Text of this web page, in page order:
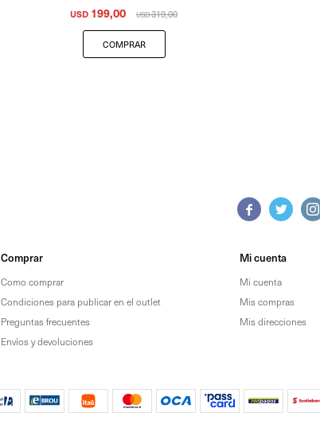
USD 199,00 USD319,00
  
Comprar
Como comprar
Condiciones para publicar en el outlet
Preguntas frecuentes
Envíos y devoluciones
Mi cuenta
Mi cuenta
Mis compras
Mis direcciones